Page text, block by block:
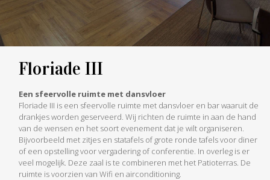
Floriade III
Een sfeervolle ruimte met dansvloer
Floriade III is een sfeervolle ruimte met dansvloer en bar waaruit de
drankjes worden geserveerd. Wij richten de ruimte in aan de hand
van de wensen en het soort evenement dat je wilt organiseren.
Bijvoorbeeld met zitjes en statafels of grote ronde tafels voor diner
of een opstelling voor vergadering of conferentie. In overleg is er
veel mogelijk. Deze zaal is te combineren met het Patioterras. De
ruimte is voorzien van Wifi en airconditioning.